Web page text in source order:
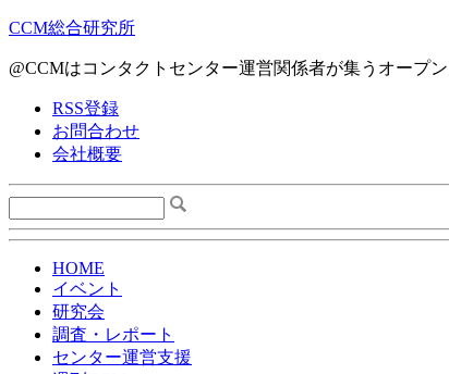
CCM総合研究所
@CCMはコンタクトセンター運営関係者が集うオープ
RSS登録
お問合わせ
会社概要
HOME
イベント
研究会
調査・レポート
センター運営支援